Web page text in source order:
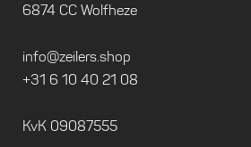
6874 CC Wolfheze
info@zeilers.shop
+31 6 10 40 21 08
KvK 09087555